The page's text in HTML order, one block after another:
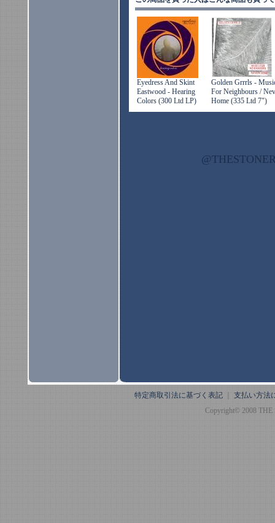
Eyedress And Skint
Eastwood - Hearing
Colors (300 Ltd LP)
Golden Grrrls -
For Neighbours /
Home (335 Ltd 7")
特定商取引法に基づく表記
支払い方法
Copyright© 2008 THE